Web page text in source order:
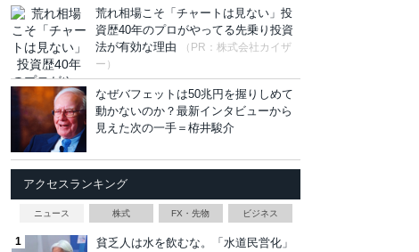
荒れ相場こそ「チャートは見ない」投
資歴40年のプロがやってる先乗り投資
法が有効な理由
（PR：株式会社カイザ
ー）
なぜバフェットは50兆円を握りしめて
動かないのか？最新インタビューから
見えた次の一手＝栫井駿介
アクセスランキング
ニュース 株式 FX・先物 ビジネス
貧乏人は水を飲むな。「水道民営化」